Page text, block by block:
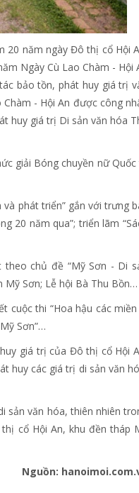
20 năm ngày Đô thị cổ Hội
Ngày Cù Lao Chàm - Hội
bảo tồn, phát huy giá trị
- Hội An được công
huy giá trị Di sản văn hóa
giải Bóng chuyền nữ Quốc
phát triển” gắn với trưng
20 năm qua”; triển lãm
theo chủ đề “Mỹ Sơn - Di
Mỹ Sơn; Lễ hội Bà Thu Bồn…
cuộc thi “Hoa hậu các miền
Sơn”…
giá trị của Đô thị cổ Hội
huy các giá trị di sản văn
sản văn hóa, thiên nhiên
cổ Hội An, khu đền tháp
Nguồn: